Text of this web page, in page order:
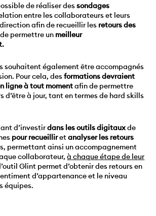
de réaliser dessondages
entre les collaborateurs et leurs
afin de recueillir les retours des
permettre un meilleur
souhaitent également être accompagnés
Pour cela, desformations devraient
ligne à tout momentafin de permettre
d’être à jour, tant en termes de hard skills
d’investirdans les outils digitauxde
pour recueilliretanalyser les retours
permettant ainsi un accompagnement
collaborateur,à chaque étape de leur
Glint permet d’obtenir des retours en
d’appartenance et le niveau
équipes.